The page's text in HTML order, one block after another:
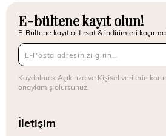
E-bültene kayıt olun!
E-Bültene kayıt ol fırsat & indirimleri
Kaydolarak Açık rızave Kişisel verilerin
onaylamış olursunuz.
İletişim